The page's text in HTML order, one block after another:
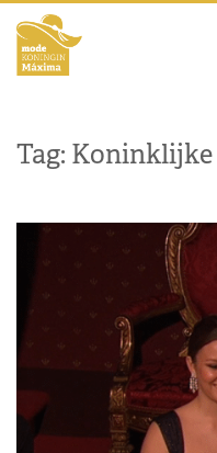
Tag: